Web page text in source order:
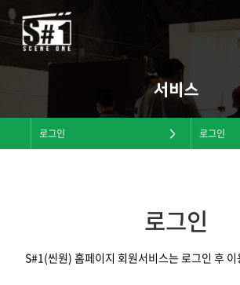
서비스
로그인 로그인
로그인
S#1(씬원) 홈페이지 회원서비스는 로그인 후